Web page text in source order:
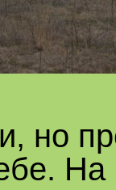
но
На